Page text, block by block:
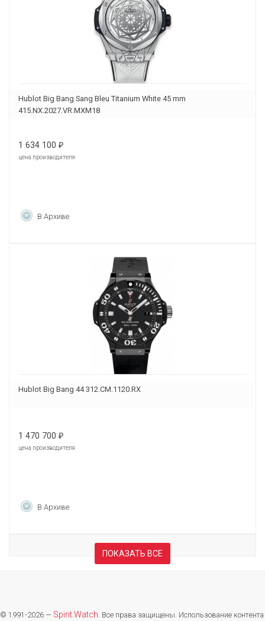
Hublot Big Bang Sang Bleu Titanium White 45 mm
415.NX.2027.VR.MXM18
1 634 100 ₽
цена производителя
В Архиве
Hublot Big Bang 44 312.CM.1120.RX
1 470 700 ₽
цена производителя
В Архиве
ПОКАЗАТЬ ВСЕ
© 1991-2026 — Spirit.Watch. Все права защищены. Использование контента